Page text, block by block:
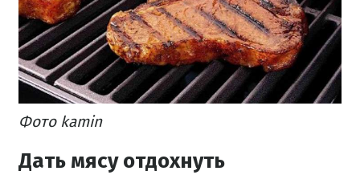
Фото kamin
Дать мясу отдохнуть